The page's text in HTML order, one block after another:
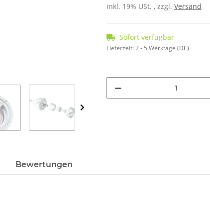
inkl. 19% USt. , zzgl. Versand
Sofort verfügbar
Lieferzeit:2 - 5 Werktage (DE)
Bewertungen